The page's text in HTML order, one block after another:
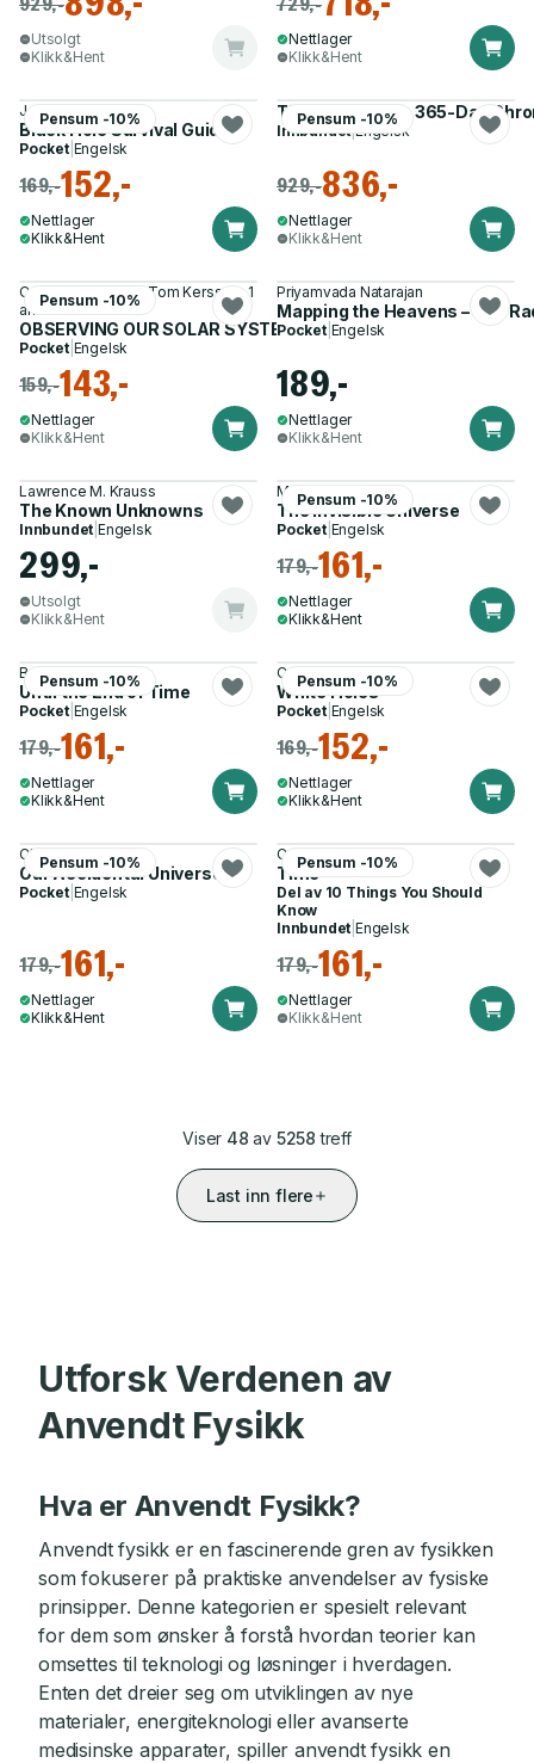
Utsolgt
Klikk&Hent
Nettlager
Klikk&Hent
Pensum -10%
Janna Levin
Black Hole Survival Guide
Pocket| Engelsk
169,-152,-
Nettlager
Klikk&Hent
Pensum -10%
The Bible Recap 365-Day
Innbundet|Engelsk
929,-836,-
Nettlager
Klikk&Hent
Pensum -10%
Collins Astronomy, Tom Kerss og 1
annen
OBSERVING OUR SOLAR SYSTEM PB
Pocket| Engelsk
159,-143,-
Nettlager
Klikk&Hent
Priyamvada Natarajan
Mapping the Heavens – The
Pocket| Engelsk
189,-
Nettlager
Klikk&Hent
Lawrence M. Krauss
The Known Unknowns
Innbundet |Engelsk
299,-
Utsolgt
Klikk&Hent
Pensum -10%
Matthew Bothwell
The Invisible Universe
Pocket| Engelsk
179,-161,-
Nettlager
Klikk&Hent
Pensum -10%
Brian Greene
Until the End of Time
Pocket| Engelsk
179,-161,-
Nettlager
Klikk&Hent
Pensum -10%
Carlo Rovelli
White Holes
Pocket| Engelsk
169,-152,-
Nettlager
Klikk&Hent
Pensum -10%
Chris Lintott
Our Accidental Universe
Pocket| Engelsk
179,-161,-
Nettlager
Klikk&Hent
Pensum -10%
Colin Stuart
Time
Del av 10 Things You Should
Know
Innbundet |Engelsk
179,-161,-
Nettlager
Klikk&Hent
Viser 48 av 5258 treff
Last inn flere
Utforsk Verdenen av
Anvendt Fysikk
Hva er Anvendt Fysikk?
Anvendt fysikk er en fascinerende gren av fysikken
som fokuserer på praktiske anvendelser av fysiske
prinsipper. Denne kategorien er spesielt relevant
for dem som ønsker å forstå hvordan teorier kan
omsettes til teknologi og løsninger i hverdagen.
Enten det dreier seg om utviklingen av nye
materialer, energiteknologi eller avanserte
medisinske apparater, spiller anvendt fysikk en